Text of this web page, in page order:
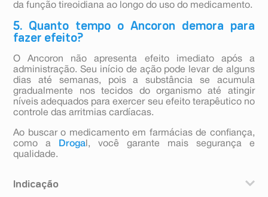
da função tireoidiana ao longo do uso do medicamento.
5. Quanto tempo o Ancoron demora para
fazer efeito?
O Ancoron não apresenta efeito imediato após a
administração. Seu início de ação pode levar de alguns
dias até semanas, pois a substância se acumula
gradualmente nos tecidos do organismo até atingir
níveis adequados para exercer seu efeito terapêutico no
controle das arritmias cardíacas.
Ao buscar o medicamento em farmácias de confiança,
como a
Droga l, você garante mais segurança e
qualidade.
Indicação